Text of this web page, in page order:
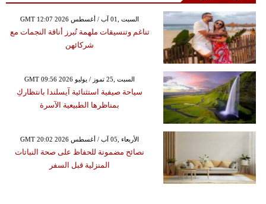
GMT 12:07 2026 السبت ,01 آب / أغسطس
تناغم وتنسيقات ملهمة تُبرز أناقة النجمات مع
شركائهن
GMT 09:56 2026 السبت ,25 تموز / يوليو
سياحة صيفية استثنائية آيسلندا بانتظاركِ
بمناظرها الطبيعية الآسرة
GMT 20:02 2026 الأربعاء ,05 آب / أغسطس
نصائح مضمونة للحفاظ على صحة النباتات
المنزلية قبل السفر